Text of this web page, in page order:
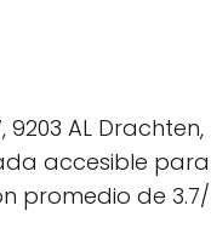
AL
accesible
promedio de